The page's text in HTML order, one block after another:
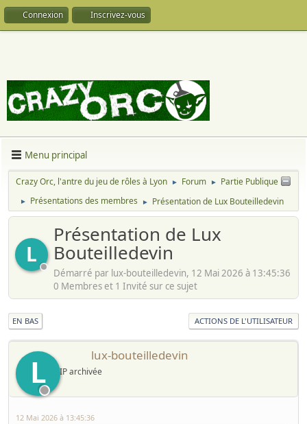
Connexion Inscrivez-vous
Menu principal
Crazy Orc, l'antre du jeu de rôles à Lyon ► Forum ► Partie Publique
► Présentations des membres ► Présentation de Lux Bouteilledevin
L
Présentation de Lux
Bouteilledevin
Démarré par lux-bouteilledevin, 12 Mai 2026 à 13:45:36
0 Membres et 1 Invité sur ce sujet
EN BAS ACTIONS DE L'UTILISATEUR
lux-bouteilledevin
L IP archivée
12 Mai 2026 à 13:45:36